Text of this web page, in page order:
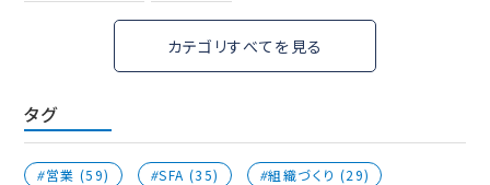
カテゴリすべてを見る
タグ
営業 (59) SFA (35)
組織づくり (29)